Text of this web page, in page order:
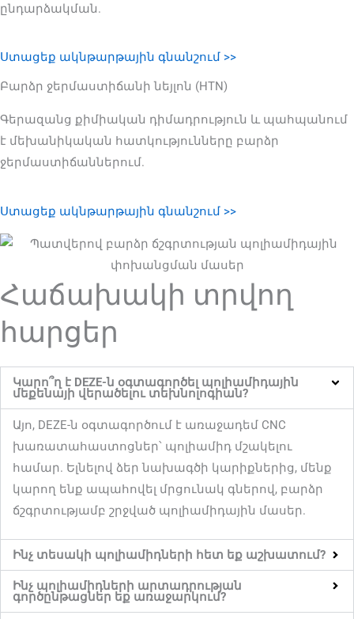
ընդարձակման.
Ստացեք ակնթարթային գնանշում >>
Բարձր ջերմաստիճանի նեյլոն (HTN)
Գերազանց քիմիական դիմադրություն և պահպանում
է մեխանիկական հատկությունները բարձր
ջերմաստիճաններում.
Ստացեք ակնթարթային գնանշում >>
Հաճախակի տրվող
հարցեր
Կարո՞ղ է DEZE-ն օգտագործել պոլիամիդային
մեքենայի վերածելու տեխնոլոգիան?
Այո, DEZE-ն օգտագործում է առաջադեմ CNC
խառատահաստոցներ՝ պոլիամիդ մշակելու
համար. Ելնելով ձեր նախագծի կարիքներից, մենք
կարող ենք ապահովել մրցունակ գներով, բարձր
ճշգրտությամբ շրջված պոլիամիդային մասեր.
Ինչ տեսակի պոլիամիդների հետ եք աշխատում?
Ինչ պոլիամիդների արտադրության
գործընթացներ եք առաջարկում?